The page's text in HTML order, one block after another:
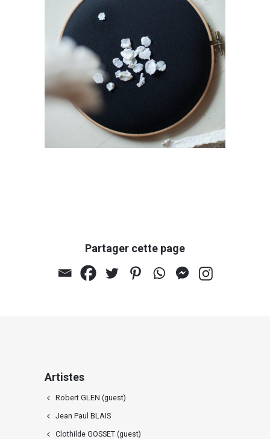
Partager cette page
Artistes
Robert GLEN (guest)
Jean Paul BLAIS
Clothilde GOSSET (guest)